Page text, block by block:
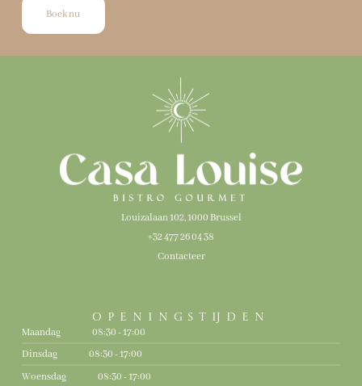
Boek nu
Louizalaan 102, 1000 Brussel
+32 477 26 04 38
Contacteer
Openingstijden
Maandag
08:30 - 17:00
Dinsdag
08:30 - 17:00
Woensdag
08:30 - 17:00